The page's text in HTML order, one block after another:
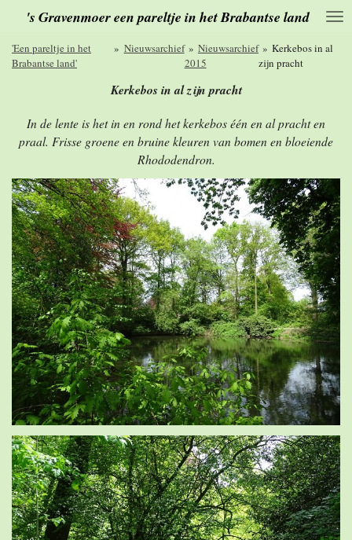
naar
de
's Gravenmoer een pareltje in het Brabantse land
'Een pareltje in het
Brabantse land'
» Nieuwsarchief » Nieuwsarchief
2015
» Kerkebos in al
zijn pracht
Kerkebos in al zijn pracht
In de lente is het in en rond het kerkebos één en al pracht en
praal. Frisse groene en bruine kleuren van bomen en bloeiende
Rhododendron.